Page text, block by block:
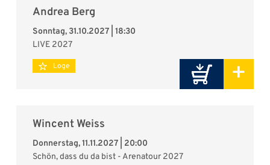
Andrea Berg
Sonntag, 31.10.2027 | 18:30
LIVE 2027
+
Loge
Wincent Weiss
Donnerstag, 11.11.2027 | 20:00
Schön, dass du da bist - Arenatour 2027